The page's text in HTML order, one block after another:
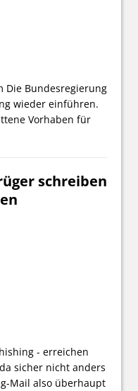
Die Bundesregierung
wieder einführen.
Vorhaben für
schreiben
- erreichen
sicher nicht anders
Mail also überhaupt